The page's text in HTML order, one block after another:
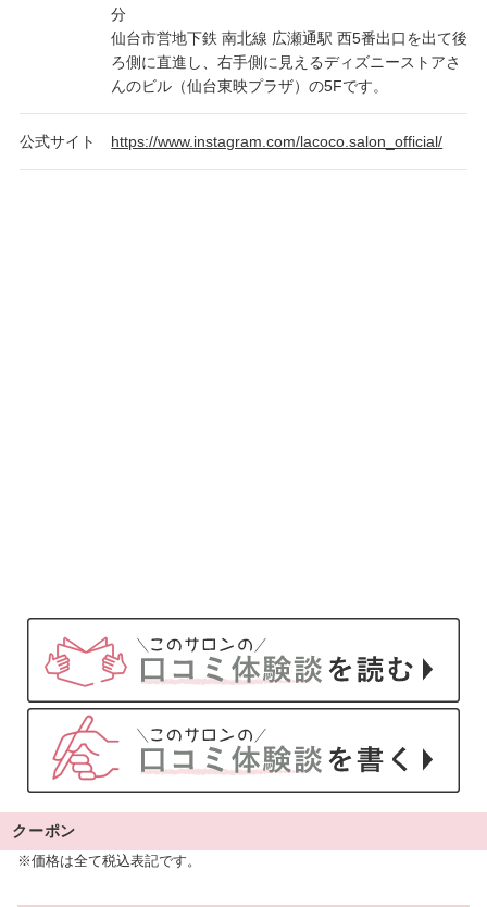
分
仙台市営地下鉄 南北線 広瀬通駅 西5番出口を出て後
ろ側に直進し、右手側に見えるディズニーストアさ
んのビル（仙台東映プラザ）の5Fです。
公式サイト https://www.instagram.com/lacoco.salon_official/
クーポン
※価格は全て税込表記です。